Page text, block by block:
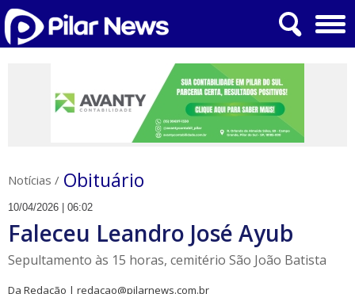
Notícias / Obituário
10/04/2026 | 06:02
Faleceu Leandro José Ayub
Sepultamento às 15 horas, cemitério São João Batista
Da Redação | redacao@pilarnews.com.br